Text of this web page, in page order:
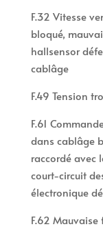
F.32 Vitesse
bloqué,
hallsensor
cablâge
F.49 Tension
F.61
dans cablâge
raccordé avec
court-circuit
électronique
F.62